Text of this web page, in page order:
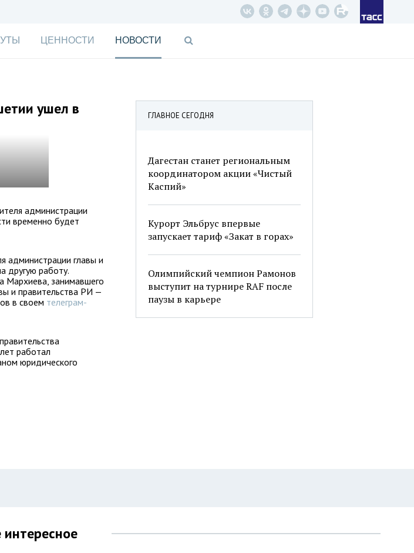
ЦЕННОСТИ НОВОСТИ
ГЛАВНОЕ СЕГОДНЯ
Дагестан станет региональным
координатором акции «Чистый
Каспий»
Курорт Эльбрус впервые
запускает тариф «Закат в горах»
Олимпийский чемпион Рамонов
выступит на турнире RAF после
паузы в карьере
ушел в
администрации
временно будет
администрации главы и
другую работу.
Мархиева, занимавшего
и правительства РИ —
в своем телеграм-
работал
юридического